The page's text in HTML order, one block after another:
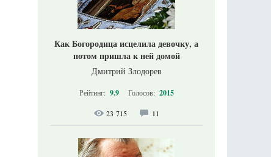
Как Богородица исцелила девочку, а
потом пришла к ней домой
Дмитрий Злодорев
Рейтинг: 9.9 Голосов: 2015
23 715 11